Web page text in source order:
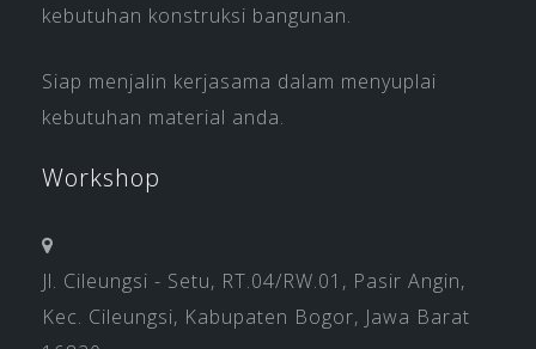
kebutuhan konstruksi bangunan.
Siap menjalin kerjasama dalam menyuplai
kebutuhan material anda.
Workshop
Jl. Cileungsi - Setu, RT.04/RW.01, Pasir Angin,
Kec. Cileungsi, Kabupaten Bogor, Jawa Barat